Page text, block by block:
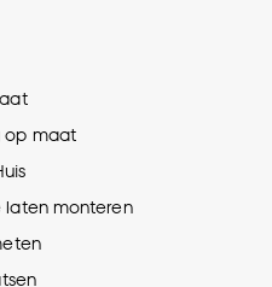
Lengte
op maat
laten monteren